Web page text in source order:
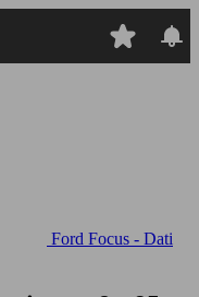
Ford Focus - Dati